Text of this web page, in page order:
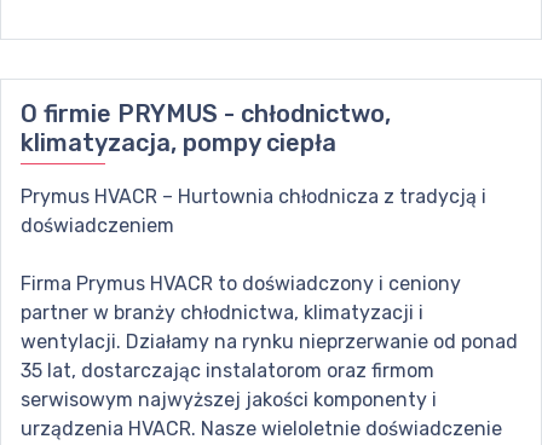
O firmie PRYMUS - chłodnictwo,
klimatyzacja, pompy ciepła
Prymus HVACR – Hurtownia chłodnicza z tradycją i
doświadczeniem
Firma Prymus HVACR to doświadczony i ceniony
partner w branży chłodnictwa, klimatyzacji i
wentylacji. Działamy na rynku nieprzerwanie od ponad
35 lat, dostarczając instalatorom oraz firmom
serwisowym najwyższej jakości komponenty i
urządzenia HVACR. Nasze wieloletnie doświadczenie